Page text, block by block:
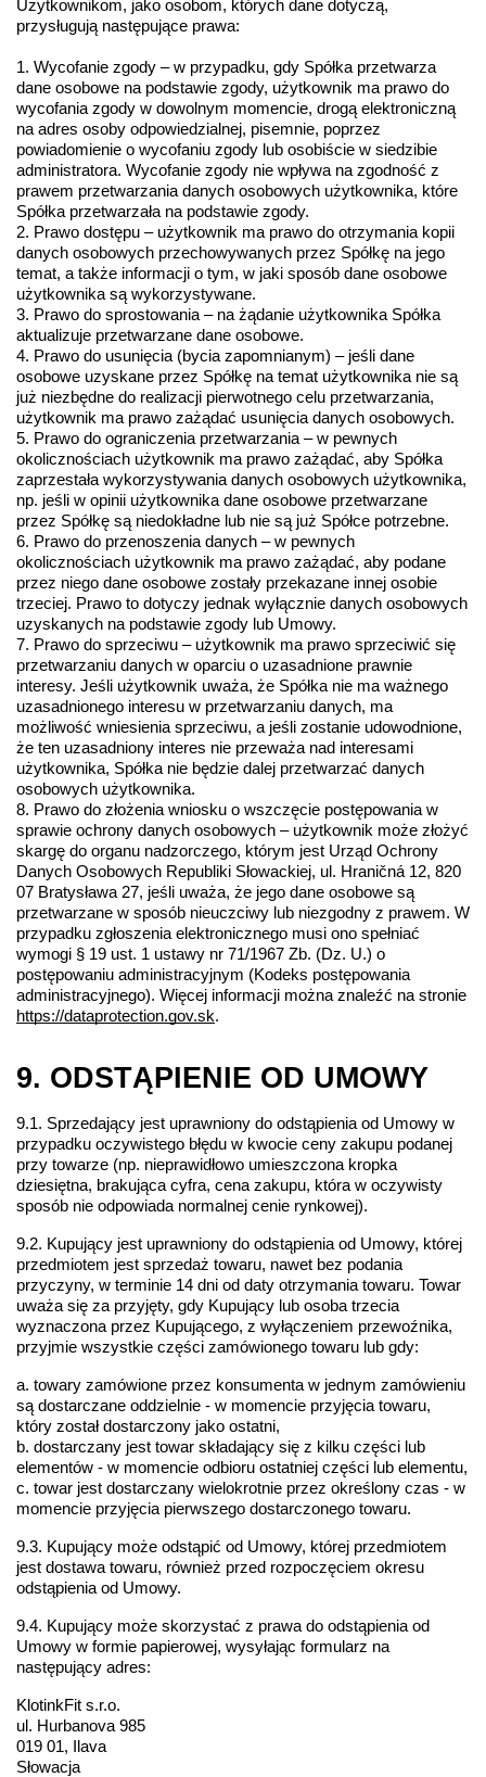
Użytkownikom, jako osobom, których dane dotyczą,
przysługują następujące prawa:
1. Wycofanie zgody – w przypadku, gdy Spółka przetwarza
dane osobowe na podstawie zgody, użytkownik ma prawo do
wycofania zgody w dowolnym momencie, drogą elektroniczną
na adres osoby odpowiedzialnej, pisemnie, poprzez
powiadomienie o wycofaniu zgody lub osobiście w siedzibie
administratora. Wycofanie zgody nie wpływa na zgodność z
prawem przetwarzania danych osobowych użytkownika, które
Spółka przetwarzała na podstawie zgody.
2. Prawo dostępu – użytkownik ma prawo do otrzymania kopii
danych osobowych przechowywanych przez Spółkę na jego
temat, a także informacji o tym, w jaki sposób dane osobowe
użytkownika są wykorzystywane.
3. Prawo do sprostowania – na żądanie użytkownika Spółka
aktualizuje przetwarzane dane osobowe.
4. Prawo do usunięcia (bycia zapomnianym) – jeśli dane
osobowe uzyskane przez Spółkę na temat użytkownika nie są
już niezbędne do realizacji pierwotnego celu przetwarzania,
użytkownik ma prawo zażądać usunięcia danych osobowych.
5. Prawo do ograniczenia przetwarzania – w pewnych
okolicznościach użytkownik ma prawo zażądać, aby Spółka
zaprzestała wykorzystywania danych osobowych użytkownika,
np. jeśli w opinii użytkownika dane osobowe przetwarzane
przez Spółkę są niedokładne lub nie są już Spółce potrzebne.
6. Prawo do przenoszenia danych – w pewnych
okolicznościach użytkownik ma prawo zażądać, aby podane
przez niego dane osobowe zostały przekazane innej osobie
trzeciej. Prawo to dotyczy jednak wyłącznie danych osobowych
uzyskanych na podstawie zgody lub Umowy.
7. Prawo do sprzeciwu – użytkownik ma prawo sprzeciwić się
przetwarzaniu danych w oparciu o uzasadnione prawnie
interesy. Jeśli użytkownik uważa, że Spółka nie ma ważnego
uzasadnionego interesu w przetwarzaniu danych, ma
możliwość wniesienia sprzeciwu, a jeśli zostanie udowodnione,
że ten uzasadniony interes nie przeważa nad interesami
użytkownika, Spółka nie będzie dalej przetwarzać danych
osobowych użytkownika.
8. Prawo do złożenia wniosku o wszczęcie postępowania w
sprawie ochrony danych osobowych – użytkownik może złożyć
skargę do organu nadzorczego, którym jest Urząd Ochrony
Danych Osobowych Republiki Słowackiej, ul. Hraničná 12, 820
07 Bratysława 27, jeśli uważa, że jego dane osobowe są
przetwarzane w sposób nieuczciwy lub niezgodny z prawem. W
przypadku zgłoszenia elektronicznego musi ono spełniać
wymogi § 19 ust. 1 ustawy nr 71/1967 Zb. (Dz. U.) o
postępowaniu administracyjnym (Kodeks postępowania
https://dataprotection.gov.sk.
9. ODSTĄPIENIE OD UMOWY
9.1. Sprzedający jest uprawniony do odstąpienia od Umowy w
przypadku oczywistego błędu w kwocie ceny zakupu podanej
przy towarze (np. nieprawidłowo umieszczona kropka
dziesiętna, brakująca cyfra, cena zakupu, która w oczywisty
sposób nie odpowiada normalnej cenie rynkowej).
9.2. Kupujący jest uprawniony do odstąpienia od Umowy, której
przedmiotem jest sprzedaż towaru, nawet bez podania
przyczyny, w terminie 14 dni od daty otrzymania towaru. Towar
uważa się za przyjęty, gdy Kupujący lub osoba trzecia
wyznaczona przez Kupującego, z wyłączeniem przewoźnika,
przyjmie wszystkie części zamówionego towaru lub gdy:
a. towary zamówione przez konsumenta w jednym zamówieniu
są dostarczane oddzielnie - w momencie przyjęcia towaru,
który został dostarczony jako ostatni,
b. dostarczany jest towar składający się z kilku części lub
elementów - w momencie odbioru ostatniej części lub elementu,
c. towar jest dostarczany wielokrotnie przez określony czas - w
momencie przyjęcia pierwszego dostarczonego towaru.
9.3. Kupujący może odstąpić od Umowy, której przedmiotem
jest dostawa towaru, również przed rozpoczęciem okresu
odstąpienia od Umowy.
9.4. Kupujący może skorzystać z prawa do odstąpienia od
Umowy w formie papierowej, wysyłając formularz na
następujący adres:
KlotinkFit s.r.o.
ul. Hurbanova 985
019 01, Ilava
Słowacja